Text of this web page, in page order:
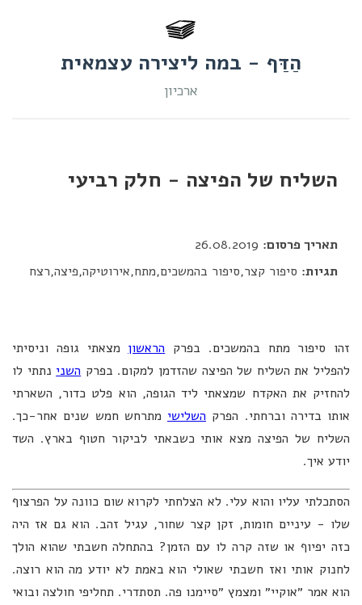
הַדַּף - במה ליצירה עצמאית
ארכיון
השליח של הפיצה - חלק רביעי
תאריך פרסום:
תגיות: סיפור קצר,סיפור בהמשכים,מתח,אירוטיקה,פיצה,רצח
זהו סיפור מתח בהמשכים. בפרק הראשון מצאתי גופה וניסיתי
להפליל את השליח של הפיצה שהזדמן למקום. בפרק השני נתתי לו
להחזיק את האקדח שמצאתי ליד הגופה, הוא פלט כדור, השארתי
אותו בדירה וברחתי. הפרק השלישי מתרחש חמש שנים אחר-כך.
השליח של הפיצה מצא אותי כשבאתי לביקור חטוף בארץ. השד
יודע איך.
הסתכלתי עליו והוא עלי. לא הצלחתי לקרוא שום כוונה על הפרצוף
שלו - עיניים חומות, זקן קצר שחור, עגיל זהב. הוא גם אז היה
כזה יפיוף או שזה קרה לו עם הזמן? בהתחלה חשבתי שהוא הולך
לחנוק אותי ואז חשבתי שאולי הוא באמת לא יודע מה הוא רוצה.
הוא אמר ״אוקיי״ ומצמץ ״סיימנו פה. תסתדרי. תחליפי חולצה ובואי